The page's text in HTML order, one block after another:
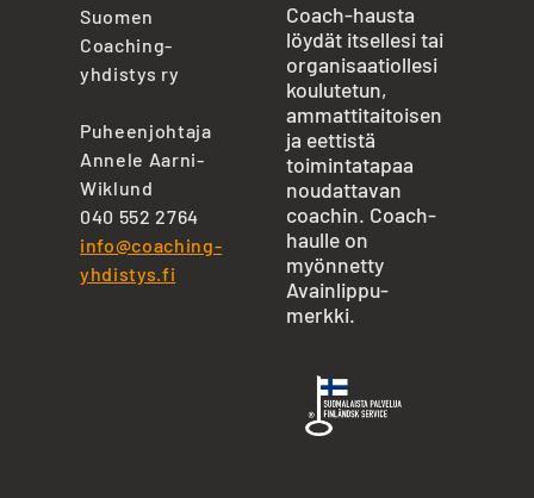
Suomen
Coaching-
yhdistys ry
Puheenjohtaja
Annele Aarni-
Wiklund
040 552 2764
info@coaching-
yhdistys.fi
Coach-hausta
löydät itsellesi tai
organisaatiollesi
koulutetun,
ammattitaitoisen
ja eettistä
toimintatapaa
noudattavan
coachin. Coach-
haulle on
myönnetty
Avainlippu-
merkki.